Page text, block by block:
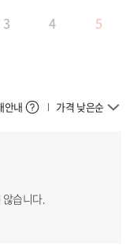
3 4 5
안내 가격 낮은순
습니다.